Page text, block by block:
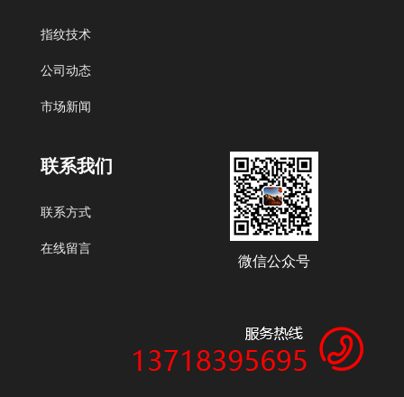
指纹技术
公司动态
市场新闻
联系我们
联系方式
在线留言
微信公众号